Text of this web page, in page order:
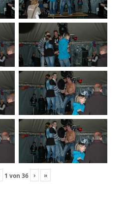
1 von36 › »